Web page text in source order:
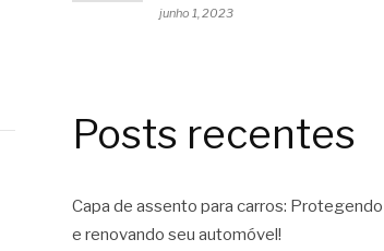
junho 1, 2023
Posts recentes
Capa de assento para carros: Protegendo
e renovando seu automóvel!